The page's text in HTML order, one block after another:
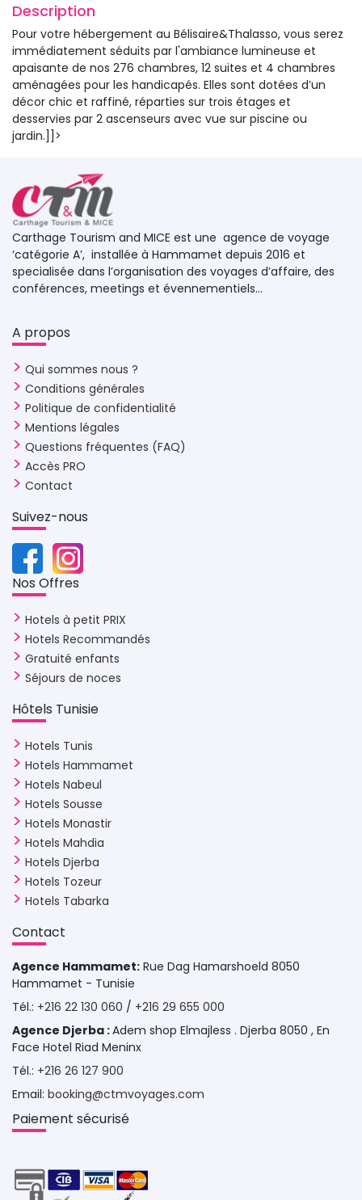
Description
Pour votre hébergement au Bélisaire&Thalasso, vous serez
immédiatement séduits par l'ambiance lumineuse et
apaisante de nos 276 chambres, 12 suites et 4 chambres
aménagées pour les handicapés. Elles sont dotées d’un
décor chic et raffiné, réparties sur trois étages et
desservies par 2 ascenseurs avec vue sur piscine ou
jardin.]]>
Carthage Tourism and MICE est une agence de voyage
‘catégorie A’, installée à Hammamet depuis 2016 et
specialisée dans l’organisation des voyages d’affaire, des
conférences, meetings et évennementiels...
A propos
Qui sommes nous ?
Conditions générales
Politique de confidentialité
Mentions légales
Questions fréquentes (FAQ)
Accès PRO
Contact
Suivez-nous
Nos Offres
Hotels à petit PRIX
Hotels Recommandés
Gratuité enfants
Séjours de noces
Hôtels Tunisie
Hotels Tunis
Hotels Hammamet
Hotels Nabeul
Hotels Sousse
Hotels Monastir
Hotels Mahdia
Hotels Djerba
Hotels Tozeur
Hotels Tabarka
Contact
Agence Hammamet: Rue Dag Hamarshoeld 8050
Hammamet - Tunisie
Tél.: +216 22 130 060 / +216 29 655 000
Agence Djerba :Adem shop Elmajless . Djerba 8050 , En
Face Hotel Riad Meninx
Tél.: +216 26 127 900
Email: booking@ctmvoyages.com
Paiement sécurisé